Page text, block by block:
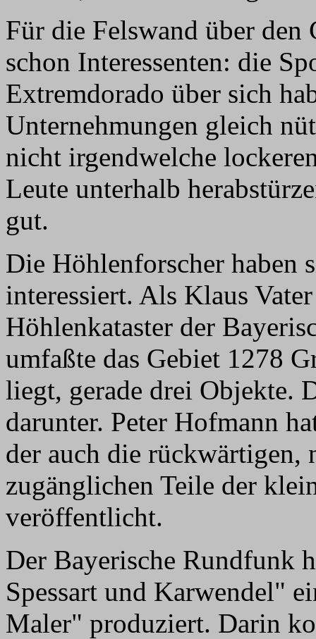
Für die Felswand über den
schon Interessenten: die
Extremdorado über sich
Unternehmungen gleich
nicht irgendwelche
Leute unterhalb
gut.
Die Höhlenforscher haben
interessiert. Als Klaus
Höhlenkataster der
umfaßte das Gebiet 1278
liegt, gerade drei Objekte.
darunter. Peter Hofmann
der auch die rückwärtigen,
zugänglichen Teile der
veröffentlicht.
Der Bayerische Rundfunk
Spessart und Karwendel"
Maler" produziert. Darin